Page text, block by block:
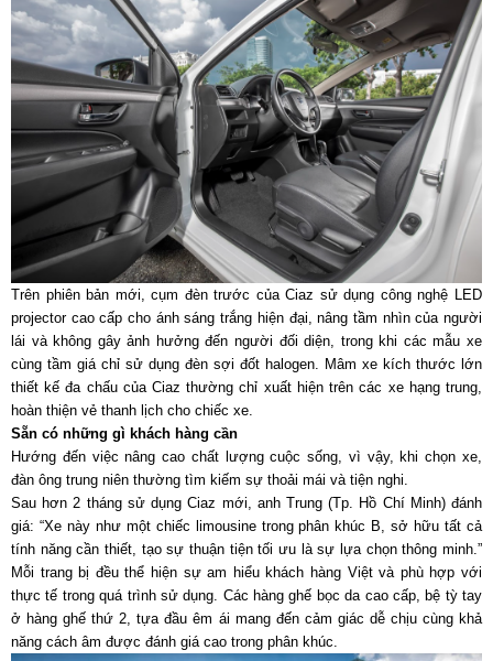
Trên phiên bản mới, cụm đèn trước của Ciaz sử dụng công nghệ LED
projector cao cấp cho ánh sáng trắng hiện đại, nâng tầm nhìn của người
lái và không gây ảnh hưởng đến người đối diện, trong khi các mẫu xe
cùng tầm giá chỉ sử dụng đèn sợi đốt halogen. Mâm xe kích thước lớn
thiết kế đa chấu của Ciaz thường chỉ xuất hiện trên các xe hạng trung,
hoàn thiện vẻ thanh lịch cho chiếc xe.
Sẵn có những gì khách hàng cần
Hướng đến việc nâng cao chất lượng cuộc sống, vì vậy, khi chọn xe,
đàn ông trung niên thường tìm kiếm sự thoải mái và tiện nghi.
Sau hơn 2 tháng sử dụng Ciaz mới, anh Trung (Tp. Hồ Chí Minh) đánh
giá: “Xe này như một chiếc limousine trong phân khúc B, sở hữu tất cả
tính năng cần thiết, tạo sự thuận tiện tối ưu là sự lựa chọn thông minh.”
Mỗi trang bị đều thể hiện sự am hiểu khách hàng Việt và phù hợp với
thực tế trong quá trình sử dụng. Các hàng ghế bọc da cao cấp, bệ tỳ tay
ở hàng ghế thứ 2, tựa đầu êm ái mang đến cảm giác dễ chịu cùng khả
năng cách âm được đánh giá cao trong phân khúc.